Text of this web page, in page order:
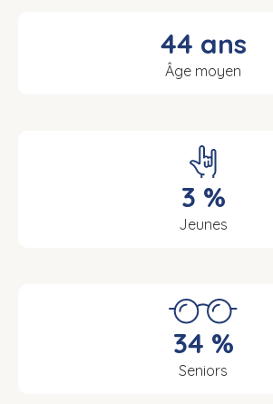
44 ans
Âge moyen
3 %
Jeunes
34 %
Seniors